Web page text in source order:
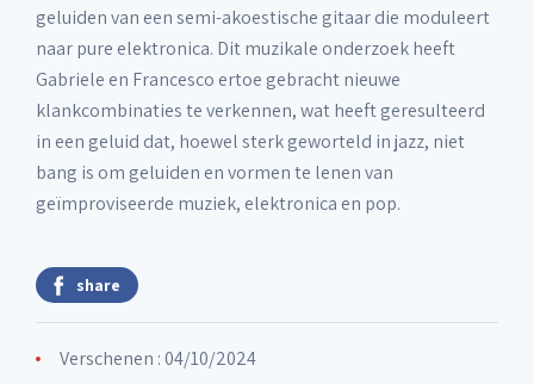
geluiden van een semi-akoestische gitaar die moduleert
naar pure elektronica. Dit muzikale onderzoek heeft
Gabriele en Francesco ertoe gebracht nieuwe
klankcombinaties te verkennen, wat heeft geresulteerd
in een geluid dat, hoewel sterk geworteld in jazz, niet
bang is om geluiden en vormen te lenen van
geïmproviseerde muziek, elektronica en pop.
share
Verschenen : 04/10/2024